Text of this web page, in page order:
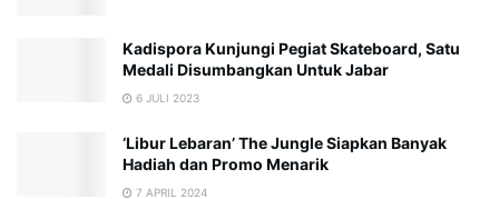
Kadispora Kunjungi Pegiat Skateboard, Satu
Medali Disumbangkan Untuk Jabar
6 JULI 2023
‘Libur Lebaran’ The Jungle Siapkan Banyak
Hadiah dan Promo Menarik
7 APRIL 2024